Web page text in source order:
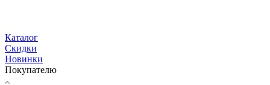
Каталог
Скидки
Новинки
Покупателю